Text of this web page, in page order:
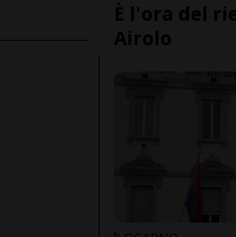
È l'ora del
Airolo